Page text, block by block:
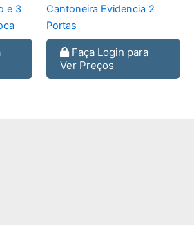
e 3
Cantoneira Evidencia 2
Portas
Faça Login para
Ver Preços